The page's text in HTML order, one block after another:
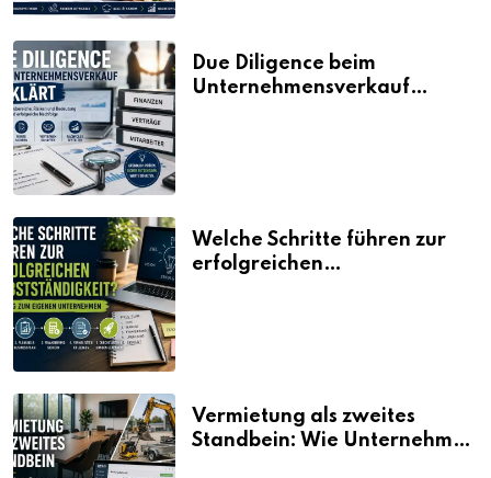
Due Diligence beim
Unternehmensverkauf
Welche Schritte führen zur
erfolgreichen
Vermietung als zweites
Standbein: Wie Unternehmen